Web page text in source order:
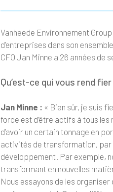
Vanheede Environnement
d’entreprises dans son
CFO Jan Minne a 26 années de
Qu’est-ce qui vous rend
Jan Minne : « Bien sûr, je suis
force est d’être actifs à tous
d’avoir un certain tonnage en
activités de transformation, par
développement. Par exemple,
transformant en nouvelles
Nous essayons de les